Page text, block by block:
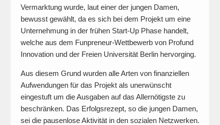
Vermarktung wurde, laut einer der jungen Damen,
bewusst gewählt, da es sich bei dem Projekt um eine
Unternehmung in der frühen Start-Up Phase handelt,
welche aus dem Funpreneur-Wettbewerb von Profund
Innovation und der Freien Universität Berlin hervorging.
Aus diesem Grund wurden alle Arten von finanziellen
Aufwendungen für das Projekt als unerwünscht
eingestuft um die Ausgaben auf das Allernötigste zu
beschränken. Das Erfolgsrezept, so die jungen Damen,
sei die pausenlose Aktivität in den sozialen Netzwerken.